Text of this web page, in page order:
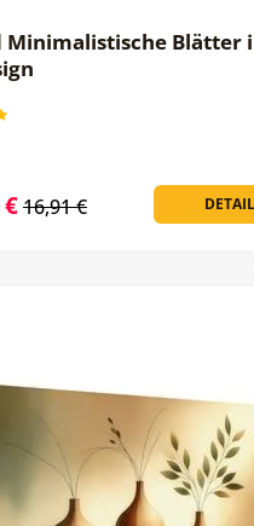
Minimalistische Blätter
DETAIL
16,91 €